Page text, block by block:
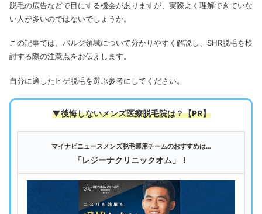
脱毛の広告などで目にする機会がありますが、実際よく理解できていな
い人が多いのではないでしょうか。
この記事では、バルジ領域について分かりやすく解説し、SHR脱毛を検
討する際の注意点をお伝えします。
自分に適したヒゲ脱毛を選ぶ参考にしてください。
▼後悔しないメンズ医療脱毛院は？【PR】
マイナビニュースメンズ脱毛運用チームのおすすめは…
「レジーナクリニックオム」！